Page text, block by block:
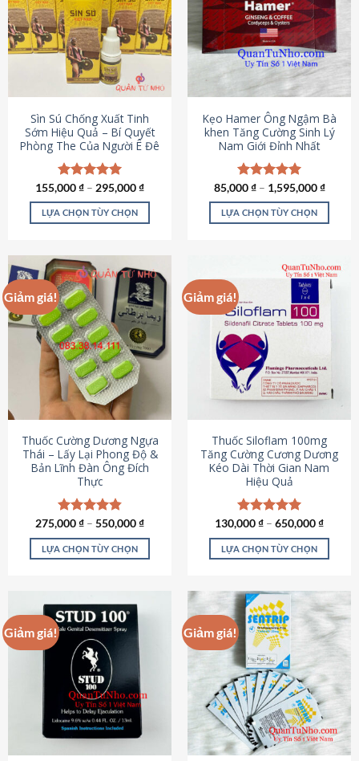
thể.
Các
tùy
chọn
có
thể
được
chọn
trên
trang
sản
phẩm
Sìn Sú Chống Xuất Tinh
Sớm Hiệu Quả – Bí Quyết
Phòng The Của Người Ê Đê
Được xếp
hạng4.95
5 sao
155,000₫ – 295,000₫
LỰA CHỌN TÙY CHỌN
này
có
nhiều
biến
thể.
Các
tùy
chọn
có
thể
chọn
trên
trang
sản
phẩm
Kẹo Hamer Ông Ngậm Bà
khen Tăng Cường Sinh Lý
Nam Giới Đỉnh Nhất
Được xếp
hạng5.00
5 sao
85,000₫– 1,595,000₫
LỰA CHỌN TÙY CHỌN
này
nhiều
biến
tùy
chọn
có
được
chọn
trên
trang
sản
phẩm
Giảm giá!
Thuốc Cường Dương Ngựa
Thái – Lấy Lại Phong Độ &
Bản Lĩnh Đàn Ông Đích
Thực
Được xếp
hạng4.87
5 sao
275,000₫ – 550,000₫
LỰA CHỌN TÙY CHỌN
có
nhiều
biến
thể.
Các
tùy
chọn
Giảm giá!
Thuốc Siloflam 100mg
Tăng Cường Cương Dương
Kéo Dài Thời Gian Nam
Hiệu Quả
Được xếp
hạng5.00
5 sao
130,000₫ – 650,000₫
LỰA CHỌN TÙY CHỌN
này
có
nhiều
biến
thể.
Các
tùy
chọn
có
thể
Giảm giá! Giảm giá!